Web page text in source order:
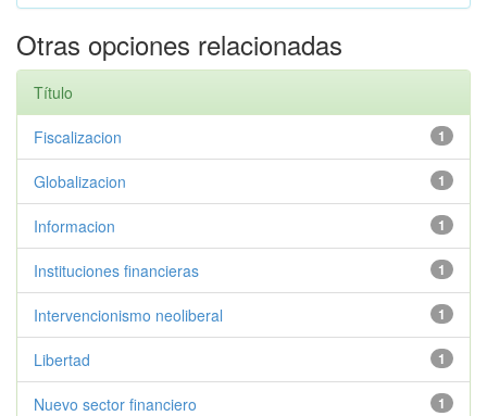
Otras opciones relacionadas
Título
1
Fiscalizacion
1
Globalizacion
1
Informacion
1
Instituciones financieras
1
Intervencionismo neoliberal
1
Libertad
1
Nuevo sector financiero